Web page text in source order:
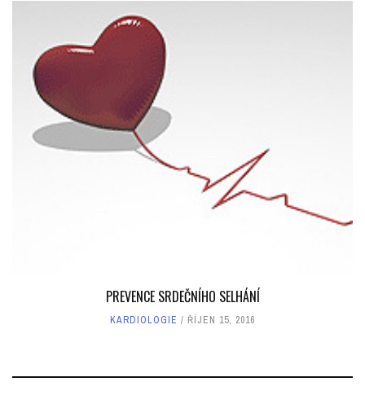
PREVENCE SRDEČNÍHO SELHÁNÍ
KARDIOLOGIE ŘÍJEN 15, 2016